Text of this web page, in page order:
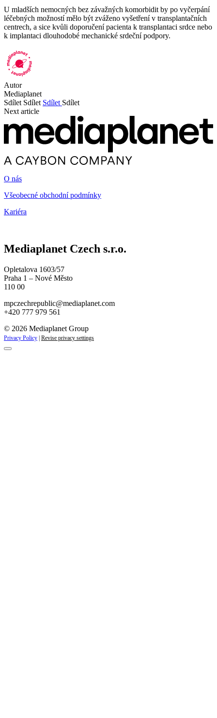
U mladších nemocných bez závažných komorbidit by po vyčerpání
léčebných možností mělo být zváženo vyšetření v transplantačních
centrech, a sice kvůli doporučení pacienta k transplantaci srdce nebo
k implantaci dlouhodobé mechanické srdeční podpory.
Autor
Mediaplanet
Sdílet Sdílet Sdílet Sdílet
Next article
O nás
Všeobecné obchodní podmínky
Kariéra
Mediaplanet Czech s.r.o.
Opletalova 1603/57
Praha 1 – Nové Město
110 00
mpczechrepublic@mediaplanet.com
+420 777 979 561
© 2026 Mediaplanet Group
Privacy Policy | Revise privacy settings